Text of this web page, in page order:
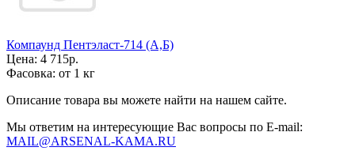
Компаунд Пентэласт-714 (А,Б)
Цена: 4 715р.
Фасовка: от 1 кг
Описание товара вы можете найти на нашем сайте.
Мы ответим на интересующие Вас вопросы по E-mail:
MAIL@ARSENAL-KAMA.RU